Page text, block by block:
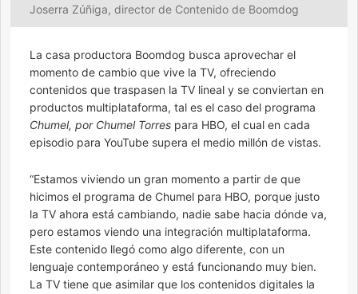
Joserra Zúñiga, director de Contenido de Boomdog
La casa productora Boomdog busca aprovechar el
momento de cambio que vive la TV, ofreciendo
contenidos que traspasen la TV lineal y se conviertan en
productos multiplataforma, tal es el caso del programa
Chumel, por Chumel Torres para HBO, el cual en cada
episodio para YouTube supera el medio millón de vistas.
“Estamos viviendo un gran momento a partir de que
hicimos el programa de Chumel para HBO, porque justo
la TV ahora está cambiando, nadie sabe hacia dónde va,
pero estamos viendo una integración multiplataforma.
Este contenido llegó como algo diferente, con un
lenguaje contemporáneo y está funcionando muy bien.
La TV tiene que asimilar que los contenidos digitales la